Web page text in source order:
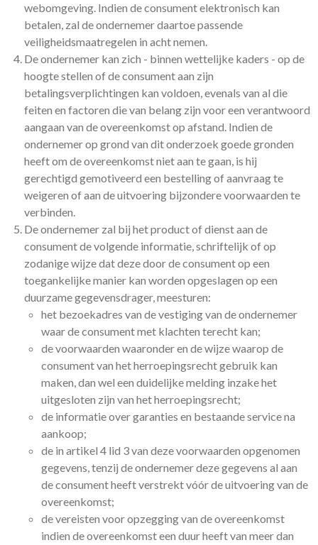
webomgeving. Indien de consument elektronisch kan
betalen, zal de ondernemer daartoe passende
veiligheidsmaatregelen in acht nemen.
De ondernemer kan zich - binnen wettelijke kaders - op de
hoogte stellen of de consument aan zijn
betalingsverplichtingen kan voldoen, evenals van al die
feiten en factoren die van belang zijn voor een verantwoord
aangaan van de overeenkomst op afstand. Indien de
ondernemer op grond van dit onderzoek goede gronden
heeft om de overeenkomst niet aan te gaan, is hij
gerechtigd gemotiveerd een bestelling of aanvraag te
weigeren of aan de uitvoering bijzondere voorwaarden te
verbinden.
De ondernemer zal bij het product of dienst aan de
consument de volgende informatie, schriftelijk of op
zodanige wijze dat deze door de consument op een
toegankelijke manier kan worden opgeslagen op een
duurzame gegevensdrager, meesturen:
het bezoekadres van de vestiging van de ondernemer
waar de consument met klachten terecht kan;
de voorwaarden waaronder en de wijze waarop de
consument van het herroepingsrecht gebruik kan
maken, dan wel een duidelijke melding inzake het
uitgesloten zijn van het herroepingsrecht;
de informatie over garanties en bestaande service na
aankoop;
de in artikel 4 lid 3 van deze voorwaarden opgenomen
gegevens, tenzij de ondernemer deze gegevens al aan
de consument heeft verstrekt vóór de uitvoering van de
overeenkomst;
de vereisten voor opzegging van de overeenkomst
indien de overeenkomst een duur heeft van meer dan